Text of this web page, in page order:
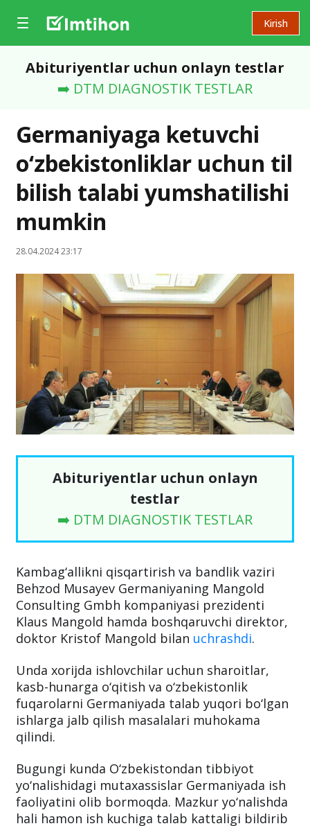
Kirish
Abituriyentlar uchun onlayn testlar
➡️ DTM DIAGNOSTIK TESTLAR
Germaniyaga ketuvchi
o‘zbekistonliklar uchun til
bilish talabi yumshatilishi
mumkin
28.04.2024 23:17
Abituriyentlar uchun onlayn
testlar
➡️ DTM DIAGNOSTIK TESTLAR
Kambag‘allikni qisqartirish va bandlik vaziri
Behzod Musayev Germaniyaning Mangold
Consulting Gmbh kompaniyasi prezidenti
Klaus Mangold hamda boshqaruvchi direktor,
doktor Kristof Mangold bilan uchrashdi.
Unda xorijda ishlovchilar uchun sharoitlar,
kasb-hunarga o‘qitish va o‘zbekistonlik
fuqarolarni Germaniyada talab yuqori bo‘lgan
ishlarga jalb qilish masalalari muhokama
qilindi.
Bugungi kunda O‘zbekistondan tibbiyot
yo‘nalishidagi mutaxassislar Germaniyada ish
faoliyatini olib bormoqda. Mazkur yo‘nalishda
hali hamon ish kuchiga talab kattaligi bildirib